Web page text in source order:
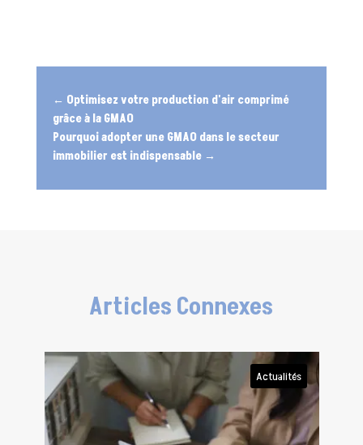
← Optimisez votre production d'air comprimé
grâce à la GMAO
Pourquoi adopter une GMAO dans le secteur
immobilier est indispensable→
Articles Connexes
Actualités